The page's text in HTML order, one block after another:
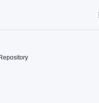
Repository